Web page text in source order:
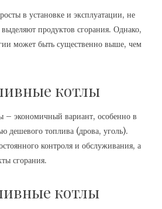
в установке и эксплуатации, не
продуктов сгорания. Однако,
может быть существенно выше, чем
котлы
– экономичный вариант, особенно в
дешевого топлива (дрова, уголь).
контроля и обслуживания, а
сгорания.
котлы